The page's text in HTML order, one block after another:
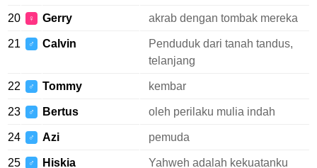
20 ♀ Gerry akrab dengan tombak mereka
21 ♂ Calvin
Penduduk dari tanah tandus,
telanjang
22 ♂ Tommy kembar
23 ♂ Bertus oleh perilaku mulia indah
24 ♂ Azi pemuda
25 ♂ Hiskia Yahweh adalah kekuatanku